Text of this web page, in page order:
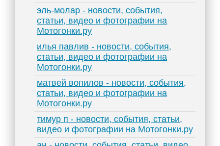
эль-молар - новости, события,
статьи, видео и фотографии на
Мотогонки.ру
илья павлив - новости, события,
статьи, видео и фотографии на
Мотогонки.ру
матвей вопилов - новости, события,
статьи, видео и фотографии на
Мотогонки.ру
тимур п - новости, события, статьи,
видео и фотографии на Мотогонки.ру